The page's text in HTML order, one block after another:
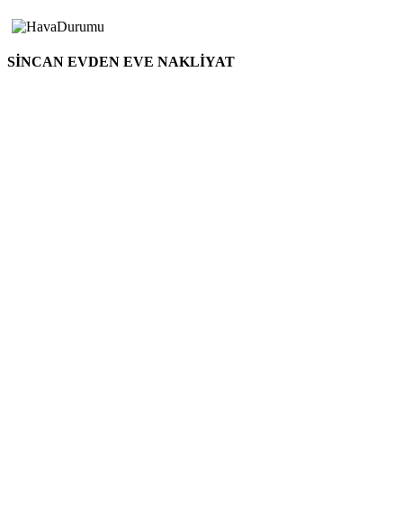
SİNCAN EVDEN EVE NAKLİYAT